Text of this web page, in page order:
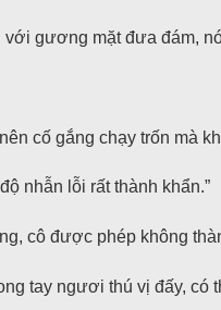
với gương mặt đưa đám,
cố gắng chạy trốn mà
nhẫn lỗi rất thành khẩn.”
cô được phép không
tay ngươi thú vị đấy,